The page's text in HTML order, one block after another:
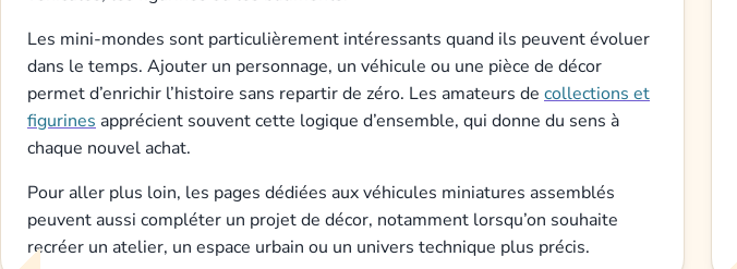
Les mini-mondes sont particulièrement intéressants quand ils peuvent évoluer
dans le temps. Ajouter un personnage, un véhicule ou une pièce de décor
permet d’enrichir l’histoire sans repartir de zéro. Les amateurs de collections et
figurines apprécient souvent cette logique d’ensemble, qui donne du sens à
chaque nouvel achat.
Pour aller plus loin, les pages dédiées aux véhicules miniatures assemblés
peuvent aussi compléter un projet de décor, notamment lorsqu’on souhaite
recréer un atelier, un espace urbain ou un univers technique plus précis.